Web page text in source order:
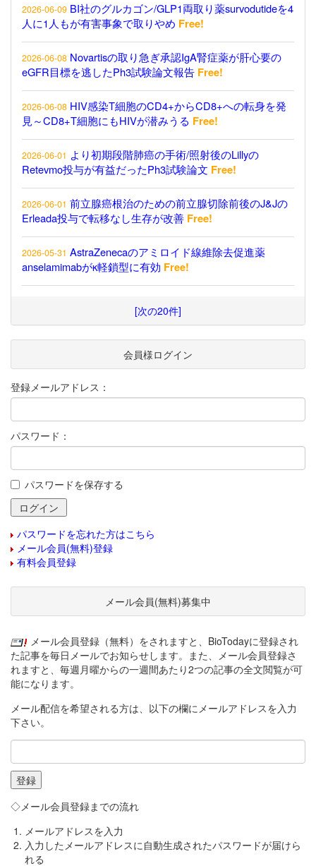
2026-06-09 BI社のグルカゴン/GLP1両取り薬survodutideを4
人に1人もが有害事象で取りやめ Free!
2026-06-08 Novartisの取り急ぎ承認IgA腎症薬が肝心要の
eGFR目標を逃したPh3試験論文報告 Free!
2026-06-08 HIV感染T細胞のCD4+からCD8+への転身を発
見～CD8+T細胞にもHIVが潜みうる Free!
2026-06-01 より初期段階肺癌の手術/照射後のLillyの
Retevmo投与が有益だったPh3試験論文 Free!
2026-06-01 前立腺癌根治のための前立腺切除前後のJ&Jの
Erleada投与で転移なし生存が改善 Free!
2026-05-31 AstraZenecaのアミロイド線維除去促進薬
anselamimabがκ軽鎖型に有効 Free!
[次の20件]
会員様ログイン
登録メールアドレス：
パスワード：
パスワードを保存する
パスワードを忘れた方はこちら
メール会員(無料)登録
有料会員登録
メール会員(無料)募集中
メール会員登録（無料）をされますと、BioTodayに登録され
た記事を毎日メールでお知らせします。また、メール会員登録さ
れますと、毎週月曜からの一週間あたり2つの記事の全文閲覧が可
能になります。
メール配信を希望される方は、以下の欄にメールアドレスを入力
下さい。
◇メール会員登録までの流れ
メールアドレスを入力
入力したメールアドレスに自動生成されたパスワードが届けら
れる